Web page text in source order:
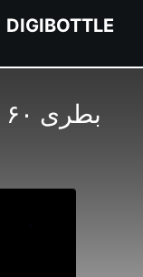
DIGIBOTTLE